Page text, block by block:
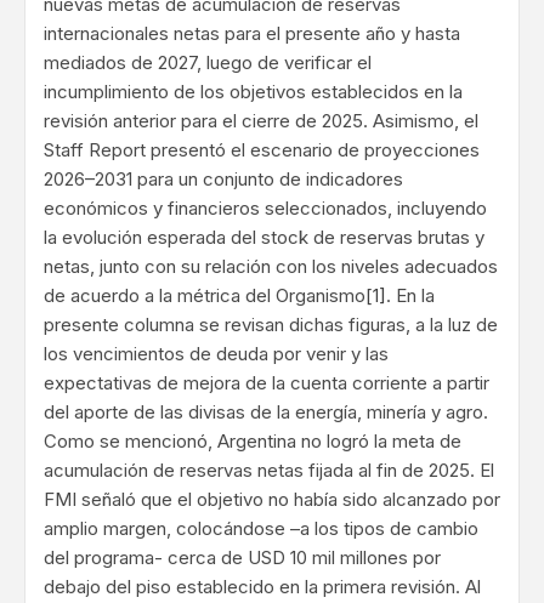
internacionales netas para el presente año y hasta
mediados de 2027, luego de verificar el
incumplimiento de los objetivos establecidos en la
revisión anterior para el cierre de 2025. Asimismo, el
Staff Report presentó el escenario de proyecciones
2026–2031 para un conjunto de indicadores
económicos y financieros seleccionados, incluyendo
la evolución esperada del stock de reservas brutas y
netas, junto con su relación con los niveles adecuados
de acuerdo a la métrica del Organismo[1]. En la
presente columna se revisan dichas figuras, a la luz de
los vencimientos de deuda por venir y las
expectativas de mejora de la cuenta corriente a partir
del aporte de las divisas de la energía, minería y agro.
Como se mencionó, Argentina no logró la meta de
acumulación de reservas netas fijada al fin de 2025. El
FMI señaló que el objetivo no había sido alcanzado por
amplio margen, colocándose –a los tipos de cambio
del programa- cerca de USD 10 mil millones por
debajo del piso establecido en la primera revisión. Al